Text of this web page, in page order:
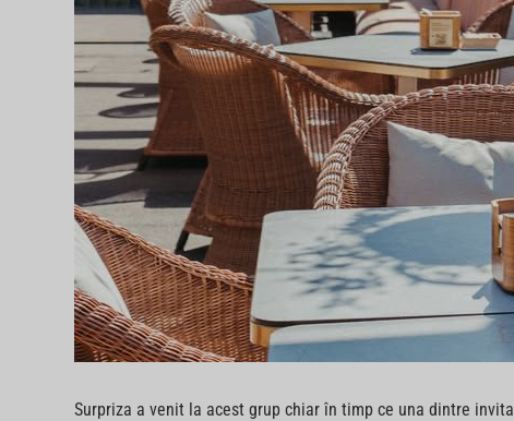
Surpriza a venit la acest grup chiar în timp ce una dintre